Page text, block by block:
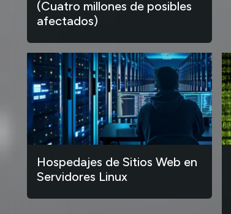
(Cuatro millones de posibles
afectados)
Hospedajes de Sitios Web en
Servidores Linux